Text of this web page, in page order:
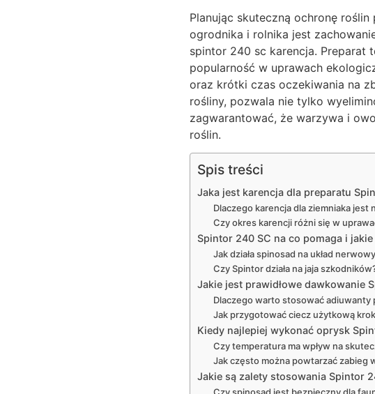
Planując skuteczną ochronę
ogrodnika i rolnika jest
spintor 240 sc karencja. Preparat
popularność w uprawach
oraz krótki czas oczekiwania na
rośliny, pozwala nie tylko
zagwarantować, że warzywa i
roślin.
Spis treści
Jaka jest karencja dla preparatu
Dlaczego karencja dla ziemniaka jest
Czy okres karencji różni się w
Spintor 240 SC na co pomaga i
Jak działa spinosad na układ
Czy Spintor działa na jaja
Jakie jest prawidłowe dawkowanie
Dlaczego warto stosować adiuwanty
Jak przygotować ciecz użytkową
Kiedy najlepiej wykonać oprysk
Czy temperatura ma wpływ na
Jak często można powtarzać zabieg
Jakie są zalety stosowania Spintor